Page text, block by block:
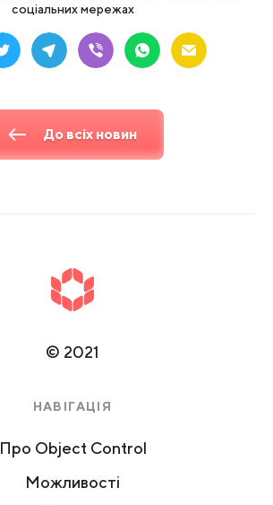
соціальних мережах
До всіх новин
© 2021
НАВІГАЦІЯ
Про Object Control
Можливості